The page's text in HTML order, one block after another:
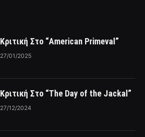
Κριτική Στο “American Primeval”
27/01/2025
Κριτική Στο “The Day of the Jackal”
27/12/2024